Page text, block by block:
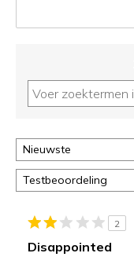
status
controleren
op
page
of
door
<a
de
page
met
2
Disappointed